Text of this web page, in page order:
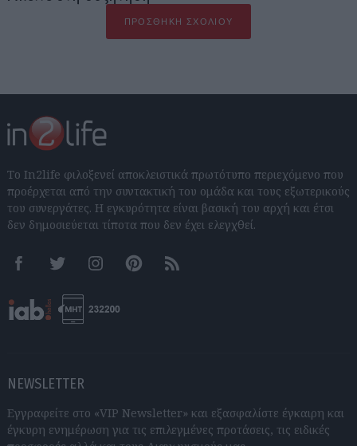
ΠΡΟΣΘΉΚΗ ΣΧΟΛΊΟΥ
Το In2life φιλοξενεί αποκλειστικά πρωτότυπο περιεχόμενο που
προέρχεται από την συντακτική του ομάδα και τους εξωτερικούς
του συνεργάτες. Η εγκυρότητα είναι βασική του αρχή και έτσι
δεν δημοσιεύεται τίποτα που δεν έχει ελεγχθεί.
FacebookTwitter InstagramPinterestRSS feeds
NEWSLETTER
Εγγραφείτε στο «VIP Newsletter» και εξασφαλίστε έγκαιρη και
έγκυρη ενημέρωση για τις επιλεγμένες προτάσεις, τις ειδικές